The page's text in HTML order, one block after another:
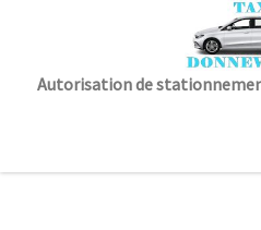
Autorisation de